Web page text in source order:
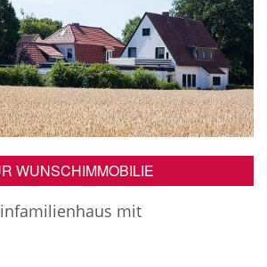
WUNSCHIMMOBILIE
mit